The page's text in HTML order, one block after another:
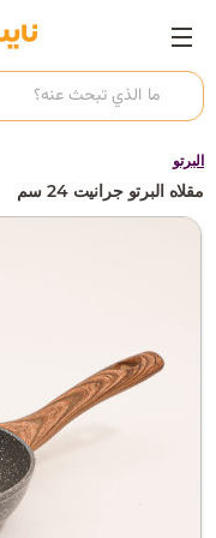
البرتو
مقلاه البرتو جرانيت 24 سم